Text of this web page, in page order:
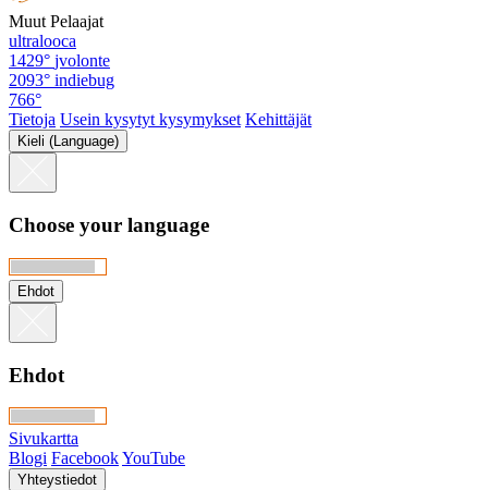
Muut Pelaajat
ultralooca
1429° jvolonte
2093° indiebug
766°
Tietoja Usein kysytyt kysymykset Kehittäjät
Kieli (Language)
Choose your language
Ehdot
Ehdot
Sivukartta
Blogi FacebookYouTube
Yhteystiedot